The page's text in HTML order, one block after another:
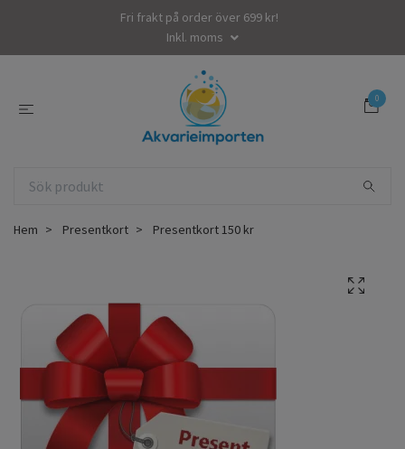
Fri frakt på order över 699 kr!
Inkl. moms
0
Hem Presentkort Presentkort 150 kr